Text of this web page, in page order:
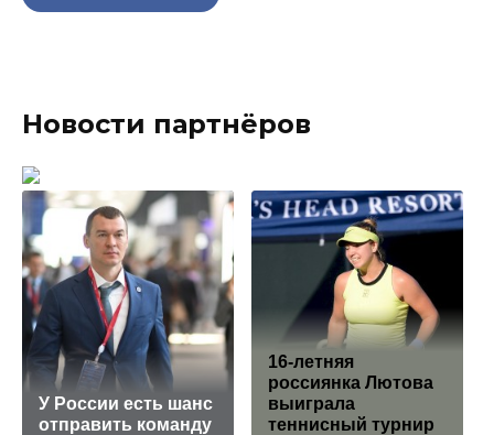
Новости партнёров
У России есть шанс
отправить команду
16-летняя
россиянка Лютова
выиграла
теннисный турнир